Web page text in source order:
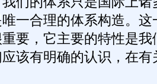
一合理的体系构造。
要，它主要的特性是
该有明确的认识，在